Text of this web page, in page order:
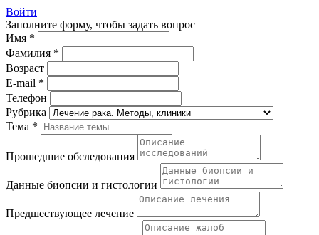
Войти
Заполните форму, чтобы задать вопрос
Имя *
Фамилия *
Возраст
E-mail *
Телефон
Рубрика
Тема *
Прошедшие обследования
Данные биопсии и гистологии
Предшествующее лечение